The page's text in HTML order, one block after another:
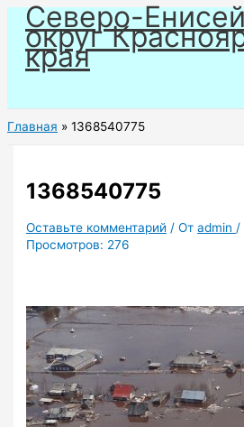
Перейти
содержимому
Северо-
округ
края
Главная 1368540775
1368540775
Оставьте комментарий / Отadmin /
Просмотров: 276